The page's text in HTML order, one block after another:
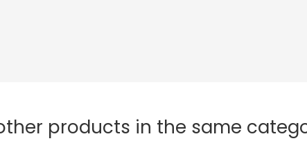
products in the same